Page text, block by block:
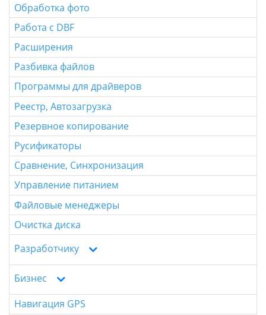
Обработка фото
Работа с DBF
Расширения
Разбивка файлов
Программы для драйверов
Реестр, Автозагрузка
Резервное копирование
Русификаторы
Сравнение, Синхронизация
Управление питанием
Файловые менеджеры
Очистка диска
Разработчику
Бизнес
Навигация GPS